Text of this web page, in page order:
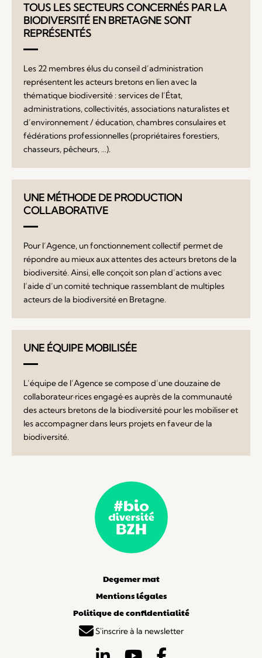
TOUS LES SECTEURS CONCERNÉS PAR LA
BIODIVERSITÉ EN BRETAGNE SONT
REPRÉSENTÉS
Les 22 membres élus du conseil d’administration
représentent les acteurs bretons en lien avec la
thématique biodiversité : services de l’État,
administrations, collectivités, associations naturalistes et
d’environnement / éducation, chambres consulaires et
fédérations professionnelles (propriétaires forestiers,
chasseurs, pêcheurs, …).
UNE MÉTHODE DE PRODUCTION
COLLABORATIVE
Pour l’Agence, un fonctionnement collectif permet de
répondre au mieux aux attentes des acteurs bretons de la
biodiversité. Ainsi, elle conçoit son plan d’actions avec
l’aide d’un comité technique rassemblant de multiples
acteurs de la biodiversité en Bretagne.
UNE ÉQUIPE MOBILISÉE
L’équipe de l’Agence se compose d’une douzaine de
collaborateur·rices engagé·es auprès de la communauté
des acteurs bretons de la biodiversité pour les mobiliser et
les accompagner dans leurs projets en faveur de la
biodiversité.
Degemer mat
Mentions légales
Politique de confidentialité
S'inscrire à la newsletter